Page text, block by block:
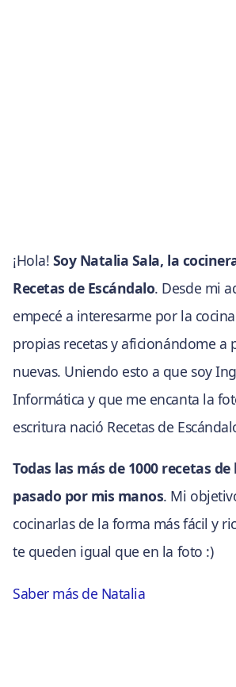
¡Hola! Soy Natalia Sala, la
Recetas de Escándalo. Desde mi
empecé a interesarme por la
propias recetas y aficionándome a
nuevas. Uniendo esto a que soy
Informática y que me encanta la
escritura nació Recetas de
Todas las más de 1000 recetas
pasado por mis manos. Mi
cocinarlas de la forma más fácil y
te queden igual que en la foto :)
Saber más de Natalia